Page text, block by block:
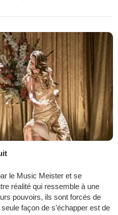
le Music Meister et se
réalité qui ressemble à une
pouvoirs, ils sont forcés de
façon de s’échapper est de